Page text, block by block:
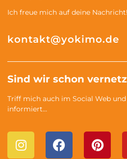
Ich freue mich auf deine Nachricht!
kontakt@yokimo.de
Sind wir schon
Triff mich auch im Social Web
informiert…